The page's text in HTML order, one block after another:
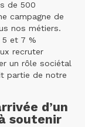
de 500
campagne de
nos métiers.
5 et 7 %
recruter
un rôle sociétal
partie de notre
d’un
soutenir